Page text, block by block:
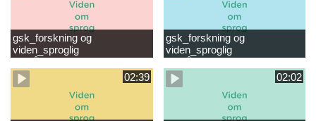
gsk_forskning og
viden_sproglig
forståelse_Støt dit barns
fortsatte læsning 8-10 år.mp4
gsk_forskning og
viden_sproglig
forståelse_Snak med dit barn
6 mdr-2 år.mp4
02:39 02:02